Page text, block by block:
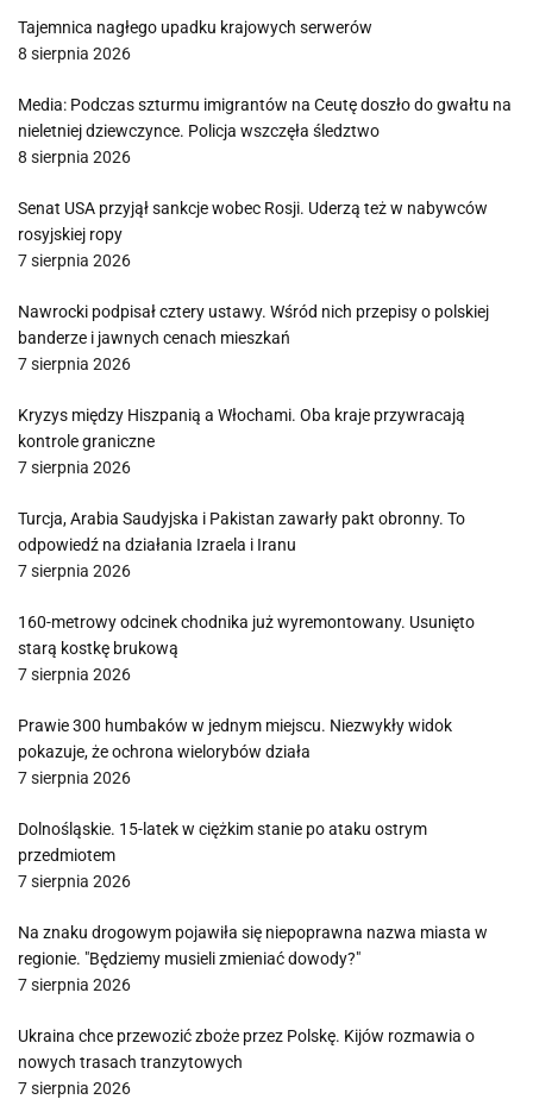
Tajemnica nagłego upadku krajowych serwerów
8 sierpnia 2026
Media: Podczas szturmu imigrantów na Ceutę doszło do gwałtu na
nieletniej dziewczynce. Policja wszczęła śledztwo
8 sierpnia 2026
Senat USA przyjął sankcje wobec Rosji. Uderzą też w nabywców
rosyjskiej ropy
7 sierpnia 2026
Nawrocki podpisał cztery ustawy. Wśród nich przepisy o polskiej
banderze i jawnych cenach mieszkań
7 sierpnia 2026
Kryzys między Hiszpanią a Włochami. Oba kraje przywracają
kontrole graniczne
7 sierpnia 2026
Turcja, Arabia Saudyjska i Pakistan zawarły pakt obronny. To
odpowiedź na działania Izraela i Iranu
7 sierpnia 2026
160-metrowy odcinek chodnika już wyremontowany. Usunięto
starą kostkę brukową
7 sierpnia 2026
Prawie 300 humbaków w jednym miejscu. Niezwykły widok
pokazuje, że ochrona wielorybów działa
7 sierpnia 2026
Dolnośląskie. 15-latek w ciężkim stanie po ataku ostrym
przedmiotem
7 sierpnia 2026
Na znaku drogowym pojawiła się niepoprawna nazwa miasta w
regionie. "Będziemy musieli zmieniać dowody?"
7 sierpnia 2026
Ukraina chce przewozić zboże przez Polskę. Kijów rozmawia o
nowych trasach tranzytowych
7 sierpnia 2026